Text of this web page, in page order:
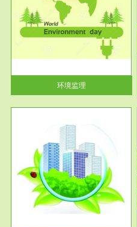
环境监理
VOCs在线监测
根据《重点区域大气污染防
治“十二五”规划》有机废气净化
率达...
服务范围
政府/园区级VOCs综合管控服务
根据《石化行业挥发性有机物综
合整治方案》文件要求，到2017